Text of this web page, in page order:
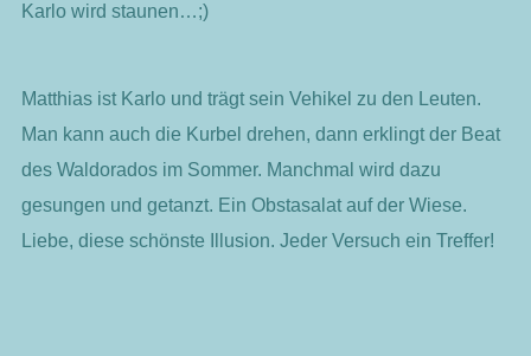
Karlo wird staunen…;)
Matthias ist Karlo und trägt sein Vehikel zu den Leuten.
Man kann auch die Kurbel drehen, dann erklingt der Beat
des Waldorados im Sommer. Manchmal wird dazu
gesungen und getanzt. Ein Obstasalat auf der Wiese.
Liebe, diese schönste Illusion. Jeder Versuch ein Treffer!